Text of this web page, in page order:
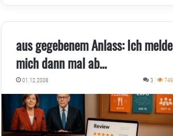
aus gegebenem Anlass: Ich melde
mich dann mal ab…
01.12.2008 3 749